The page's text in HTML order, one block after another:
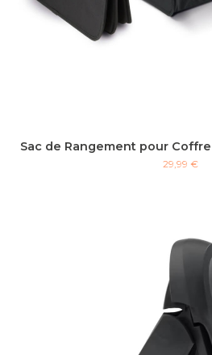
Sac de Rangement pour
29,99 €